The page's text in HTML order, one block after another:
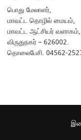
பொது மேலாளர்,
மாவட்ட தொழில் மையம்,
மாவட்ட ஆட்சியர் வளாகம்,
விருதுநகர் – 626002.
தொலைபேசி. 04562-